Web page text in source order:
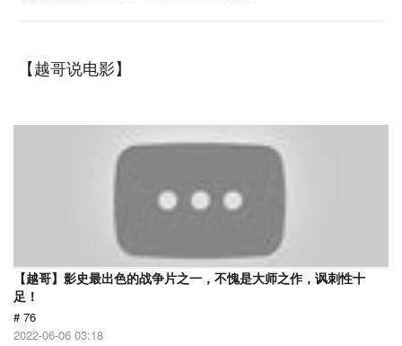
【越哥说电影】
【越哥】影史最出色的战争片之一，不愧是大师之作，讽刺性十
足！
# 76
2022-06-06 03:18